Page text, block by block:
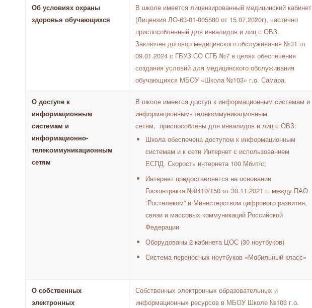
Об условиях охраны
здоровья обучающихся
В школе имеется лицензированный медицинский кабинет
(Лицензия ЛО-63-01-005580 от 15.07.2020г), частично
приспособленный для инвалидов и лиц с ОВЗ.
Заключен договор медицинского обслуживания №31 от
09.01.2024 с ГБУЗ СО СГБ №7 в целях обеспечения
создания условий для медицинского обслуживания
обучающихся МБОУ «Школа №103» г.о. Самара.
О доступе к
информационным
системам и
информационно-
телекоммуникационным
сетям
В школе имеется доступ к информационным системам и
информационным- телекоммуникационным
сетям, приспособлены для инвалидов и лиц с ОВЗ:
Школа обеспечена доступом к информационным
системам и к сети Интернет с использованием
ЕСПД. Скорость интернета 100 Мбит/с;
Интернет предоставляется на основании
Госконтракта №0410/150 от 30.11.2021 г. между ПАО
“Ростелеком” и Министерством цифрового развития,
связи и массовых коммуникаций Российской
Федерации
Оборудованы 2 кабинета ЦОС (30 ноутбуков)
Система переносных ноутбуков «Мобильный класс»
О собственных
электронных
Собственных электронных образовательных и
информационных ресурсов в МБОУ Школе №103 г.о.